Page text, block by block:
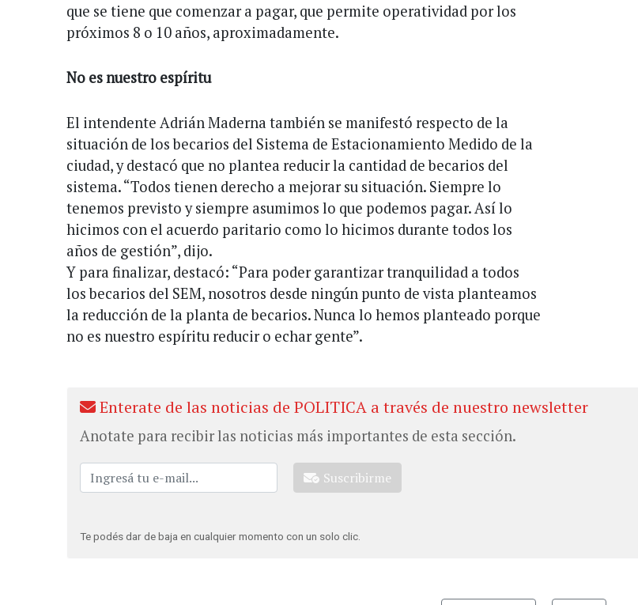
que se tiene que comenzar a pagar, que permite operatividad por los
próximos 8 o 10 años, aproximadamente.
No es nuestro espíritu
El intendente Adrián Maderna también se manifestó respecto de la
situación de los becarios del Sistema de Estacionamiento Medido de la
ciudad, y destacó que no plantea reducir la cantidad de becarios del
sistema. “Todos tienen derecho a mejorar su situación. Siempre lo
tenemos previsto y siempre asumimos lo que podemos pagar. Así lo
hicimos con el acuerdo paritario como lo hicimos durante todos los
años de gestión”, dijo.
Y para finalizar, destacó: “Para poder garantizar tranquilidad a todos
los becarios del SEM, nosotros desde ningún punto de vista planteamos
la reducción de la planta de becarios. Nunca lo hemos planteado porque
no es nuestro espíritu reducir o echar gente”.
Enterate de las noticias de POLITICA a través de nuestro newsletter
Anotate para recibir las noticias más importantes de esta sección.
Suscribirme
Te podés dar de baja en cualquier momento con un solo clic.